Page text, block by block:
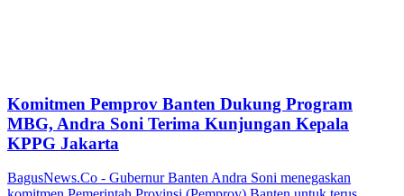
Komitmen Pemprov Banten Dukung Program
MBG, Andra Soni Terima Kunjungan Kepala
KPPG Jakarta
BagusNews.Co - Gubernur Banten Andra Soni menegaskan